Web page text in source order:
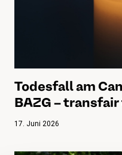
Todesfall am
BAZG –
17. Juni 2026